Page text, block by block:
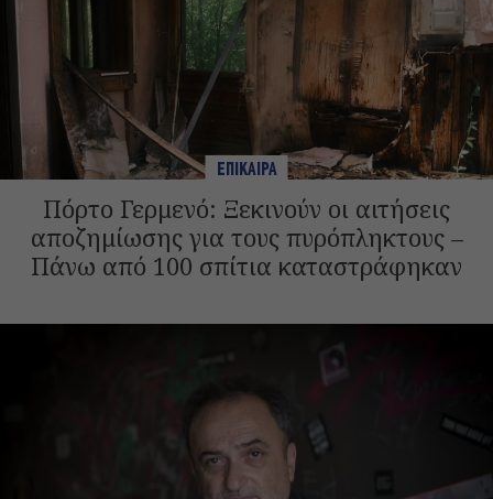
ΕΠΙΚΑΙΡΑ
Πόρτο Γερμενό: Ξεκινούν οι αιτήσεις
αποζημίωσης για τους πυρόπληκτους –
Πάνω από 100 σπίτια καταστράφηκαν